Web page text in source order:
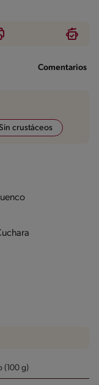
Comentarios
crustáceos
(100 g)